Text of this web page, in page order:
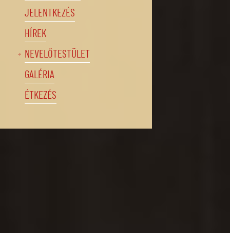
JELENTKEZÉS
HÍREK
NEVELŐTESTÜLET
GALÉRIA
ÉTKEZÉS